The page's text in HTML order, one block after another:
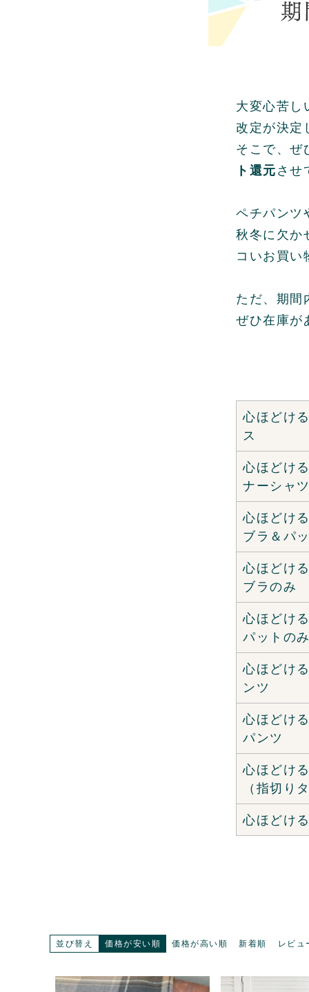
大変心苦し
改定が決定
そこで、ぜ
ト還元させ
ペチパンツ
秋冬に欠か
コいお買い
ただ、期間
ぜひ在庫が
心ほどけ
ス
心ほどけ
ナーシャ
心ほどけ
ブラ＆パ
心ほどけ
ブラのみ
心ほどけ
パットの
心ほどけ
ンツ
心ほどけ
パンツ
心ほどけ
（指切り
心ほどけ
並び替え 価格が安い順 価格が高い順 新着順 レビュ